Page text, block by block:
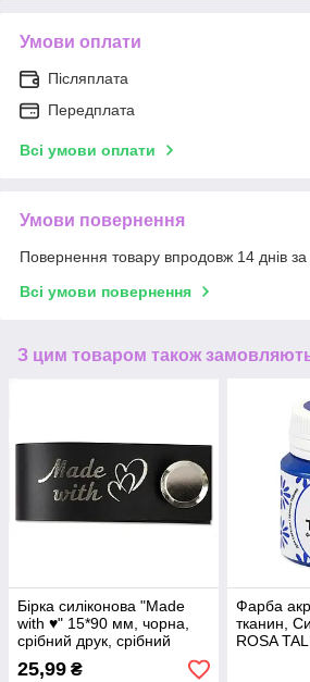
Умови оплати
Післяплата
Передплата
Всі умови оплати
Умови повернення
Повернення товару впродовж 14 днів
Всі умови повернення
З цим товаром також
Бірка силіконова "Made
with ♥" 15*90 мм, чорна,
срібний друк, срібний
гвинт CY01_1850_1852
25,99 ₴
Фарба
тканин,
ROSA